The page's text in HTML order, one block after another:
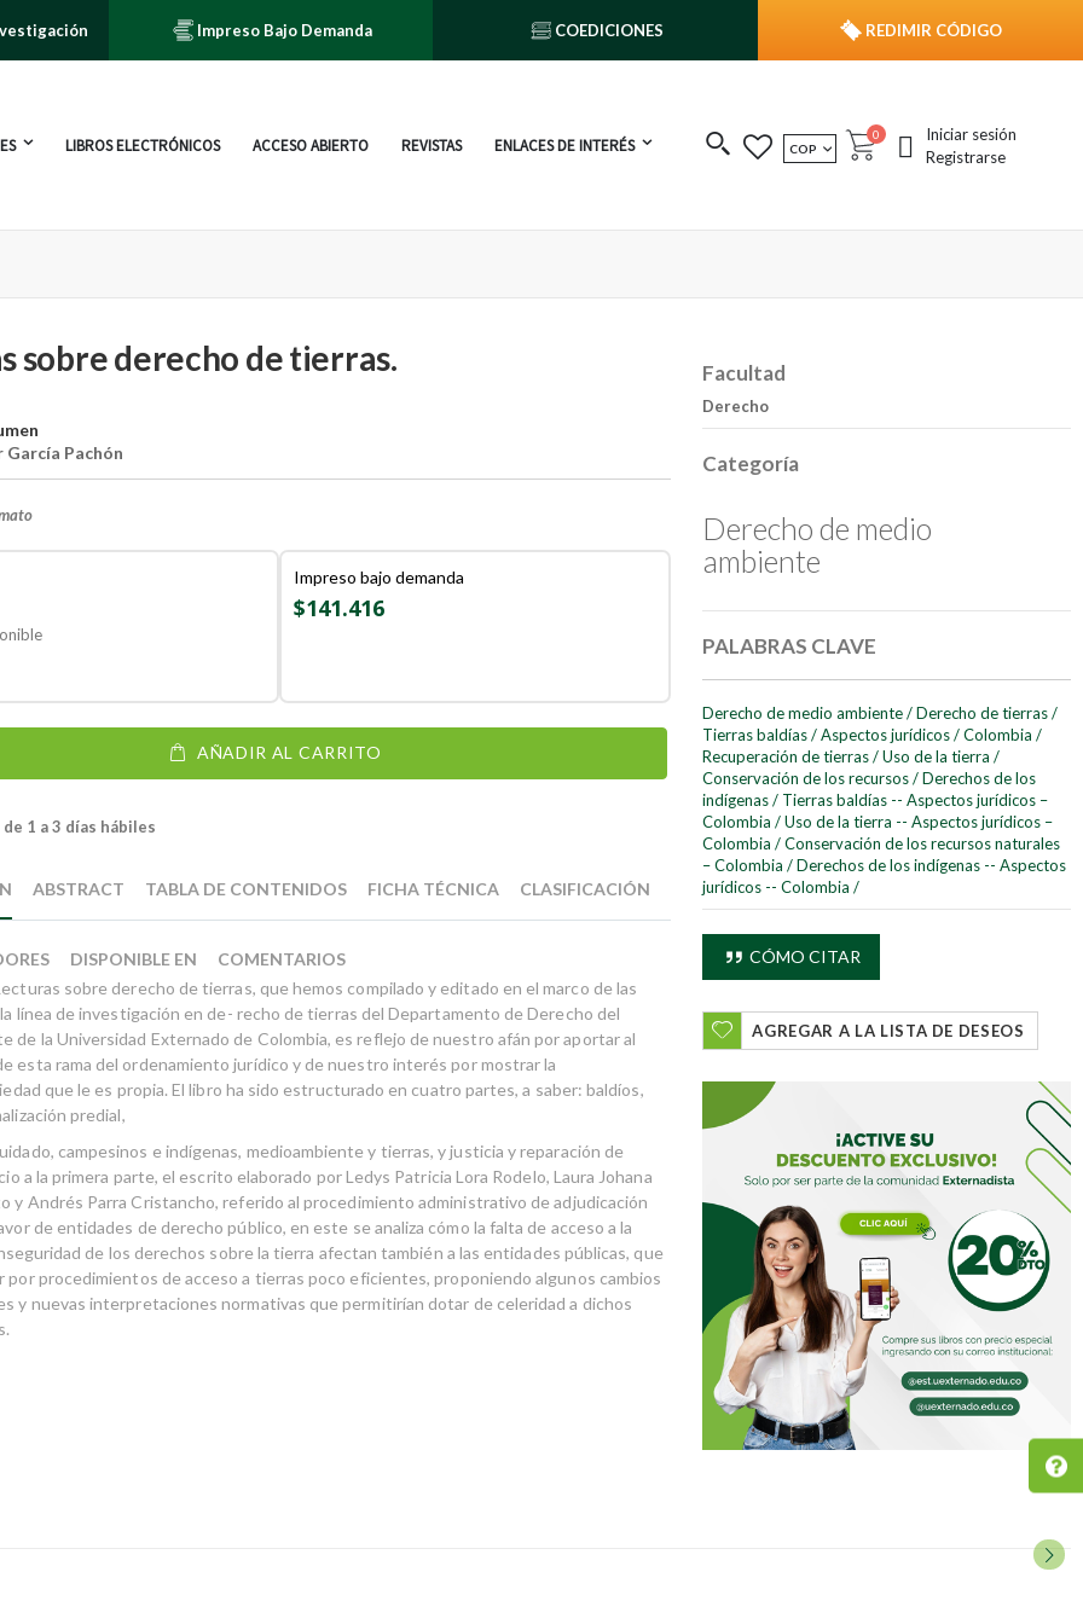
Impreso Bajo Demanda COEDICIONES REDIMIR CÓDIGO
LIBROS ELECTRÓNICOS ACCESO ABIERTO REVISTAS ENLACES DE INTERÉS MONEDA
COP Cart
0 publicacionesIniciar sesión
Registrarse
sobre derecho de tierras.
Pachón
Impreso bajo demanda
$141.416
AÑADIR AL CARRITO
1 a 3 días hábiles
sobre derecho de tierras, que hemos compilado y editado en el marco de las
línea de investigación en de- recho de tierras del Departamento de Derecho del
de la Universidad Externado de Colombia, es reflejo de nuestro afán por aportar al
esta rama del ordenamiento jurídico y de nuestro interés por mostrar la
que le es propia. El libro ha sido estructurado en cuatro partes, a saber: baldíos,
predial,
campesinos e indígenas, medioambiente y tierras, y justicia y reparación de
a la primera parte, el escrito elaborado por Ledys Patricia Lora Rodelo, Laura Johana
y Andrés Parra Cristancho, referido al procedimiento administrativo de adjudicación
de entidades de derecho público, en este se analiza cómo la falta de acceso a la
de los derechos sobre la tierra afectan también a las entidades públicas, que
por procedimientos de acceso a tierras poco eficientes, proponiendo algunos cambios
y nuevas interpretaciones normativas que permitirían dotar de celeridad a dichos
ABSTRACT TABLA DE CONTENIDOS FICHA TÉCNICA CLASIFICACIÓN
DISPONIBLE EN COMENTARIOS
Facultad
Derecho
Categoría
Derecho de medio
ambiente
PALABRAS CLAVE
Derecho de medio ambiente / Derecho de tierras /
Tierras baldías / Aspectos jurídicos / Colombia /
Recuperación de tierras / Uso de la tierra /
Conservación de los recursos / Derechos de los
indígenas / Tierras baldías -- Aspectos jurídicos –
Colombia / Uso de la tierra -- Aspectos jurídicos –
Colombia / Conservación de los recursos naturales
– Colombia / Derechos de los indígenas -- Aspectos
jurídicos -- Colombia /
CÓMO CITAR
AGREGAR A LA LISTA DE DESEOS